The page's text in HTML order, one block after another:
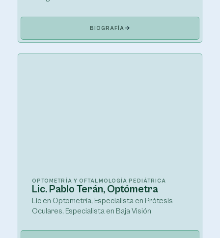
BIOGRAFÍA
OPTOMETRÍA Y OFTALMOLOGÍA PEDIÁTRICA
Lic. Pablo Terán, Optómetra
Lic en Optometría, Especialista en Prótesis
Oculares, Especialista en Baja Visión